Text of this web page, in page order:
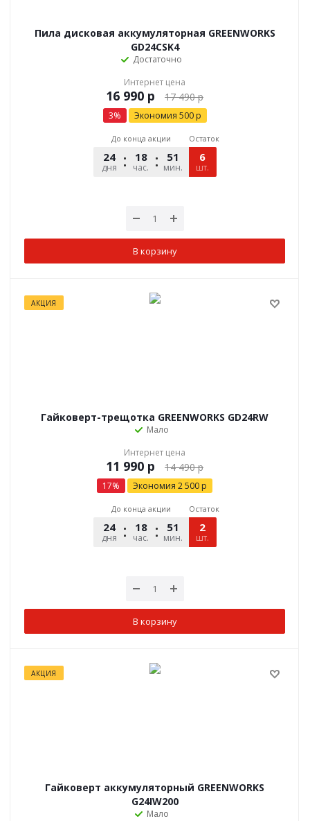
Пила дисковая аккумуляторная GREENWORKS
GD24CSK4
Достаточно
Интернет цена
р 17 490р
3% Экономия 500р
До конца акции
24
дня
18
час.
51
мин.
12
сек.
Остаток
6
шт.
В корзину
АКЦИЯ
Гайковерт-трещотка GREENWORKS GD24RW
Мало
Интернет цена
р 14 490р
17% Экономия 2 500 р
До конца акции
24
дня
18
час.
51
мин.
12
сек.
Остаток
2
шт.
В корзину
АКЦИЯ
Гайковерт аккумуляторный GREENWORKS
G24IW200
Мало